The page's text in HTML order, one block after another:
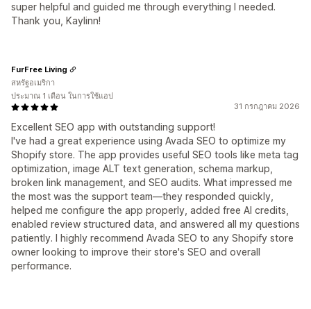
super helpful and guided me through everything I needed.
Thank you, Kaylinn!
31 กรกฎาคม 2026
Excellent SEO app with outstanding support!
I've had a great experience using Avada SEO to optimize my
Shopify store. The app provides useful SEO tools like meta tag
optimization, image ALT text generation, schema markup,
broken link management, and SEO audits. What impressed me
the most was the support team—they responded quickly,
helped me configure the app properly, added free AI credits,
enabled review structured data, and answered all my questions
patiently. I highly recommend Avada SEO to any Shopify store
owner looking to improve their store's SEO and overall
performance.
FurFree Living
สหรัฐอเมริกา
ประมาณ 1 เดือน ในการใช้แอป